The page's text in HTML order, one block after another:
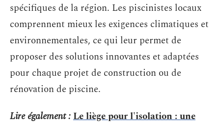
spécifiques de la région. Les piscinistes locaux
comprennent mieux les exigences climatiques et
environnementales, ce qui leur permet de
proposer des solutions innovantes et adaptées
pour chaque projet de construction ou de
rénovation de piscine.
Lire également :Le liège pour l'isolation : une